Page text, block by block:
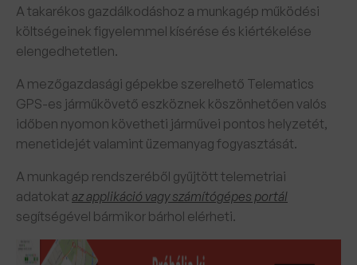
A takarékos gazdálkodáshoz a munkagép működési
költségeinek figyelemmel kísérése és kiértékelése
elengedhetetlen.
A mezőgazdasági gépekbe szerelhető Telematics
GPS-es járműkövető eszköznek köszönhetően valós
időben nyomon követheti járművei pontos helyzetét,
menetidejét valamint üzemanyag fogyasztását.
A munkagép rendszeréből gyűjtött telemetriai
adatokat az applikáció vagy számítógépes portál
segítségével bármikor bárhol elérheti.